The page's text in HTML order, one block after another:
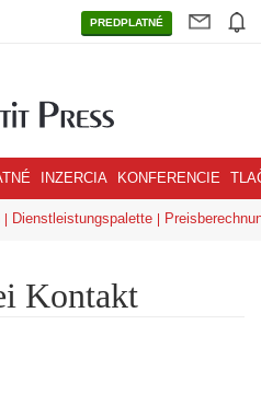
PREDPLATNÉ
INZERCIA KONFERENCIE
Dienstleistungspalette
Kontakt